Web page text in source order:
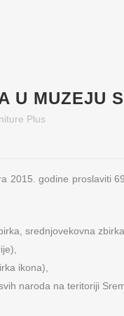
U MUZEJU
Plus
2015. godine proslaviti
srednjovekovna
ikona),
naroda na teritoriji